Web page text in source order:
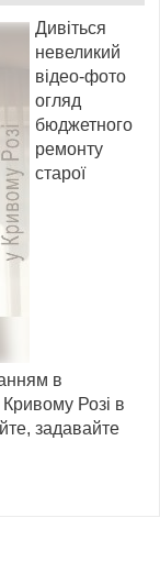
Дивіться
невеликий
відео-фото
огляд
бюджетного
ремонту
старої
в
Розі в
задавайте